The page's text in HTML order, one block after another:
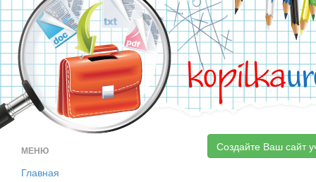
kopilka
МЕНЮ
Главная
Создайте Ваш сайт